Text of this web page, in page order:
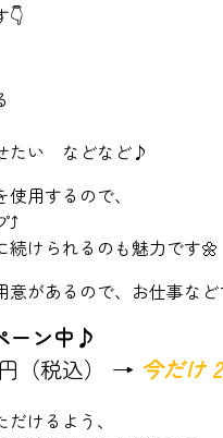
👇
たい などなど♪
用するので、
⤴️
続けられるのも魅力です🌼
があるので、お仕事な
ーン中♪
（税込） → 今だけ
けるよう、